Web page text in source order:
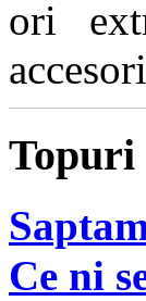
ori
Topuri
Ce ni